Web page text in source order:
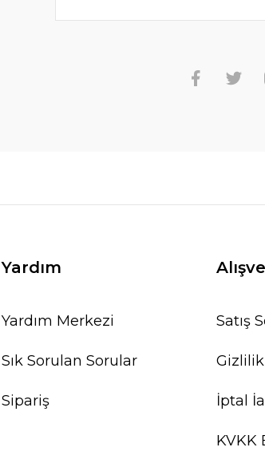
Yardım
Yardım Merkezi
Sık Sorulan Sorular
Sipariş
Satış
İptal
KVKK